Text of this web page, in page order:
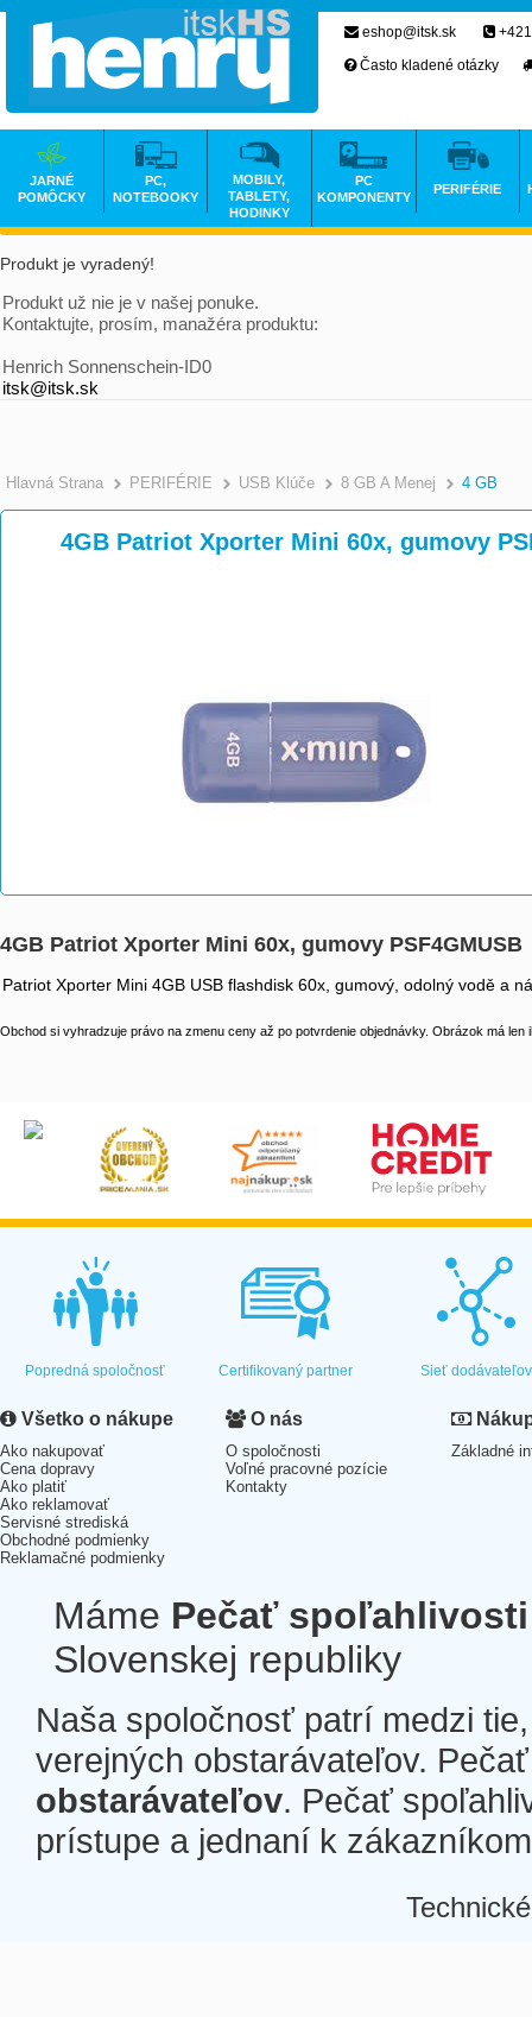
Produkt je vyradený!
Produkt už nie je v našej ponuke.
Kontaktujte, prosím, manažéra produktu:
Henrich Sonnenschein-ID0
itsk@itsk.sk
Hlavná Strana >
PERIFÉRIE >
USB Klúče >
8 GB A Menej 4 GB
4GB Patriot Xporter Mini 60x, gumovy
4GB Patriot Xporter Mini 60x, gumovy PSF4GMUSB
Patriot Xporter Mini 4GB USB flashdisk 60x, gumový, odolný vodě a
Obchod si vyhradzuje právo na zmenu ceny až po potvrdenie objednávky. Obrázok má len
eshop@itsk.sk
Často kladené otázky
JARNÉ
POMÔCKY
PC,
NOTEBOOKY
MOBILY,
TABLETY,
HODINKY
PC
KOMPONENTY
PERIFÉRIE
Popredná spoločnosť Certifikovaný partner Sieť dodávateľov
Všetko o nákupe
Ako nakupovať
Cena dopravy
Ako platiť
Ako reklamovať
Servisné strediská
Obchodné podmienky
Reklamačné podmienky
O nás
O spoločnosti
Voľné pracovné pozície
Kontakty
Základné
Máme Pečať spoľahlivosti
Slovenskej republiky
Naša spoločnosť patrí medzi
verejných obstarávateľov.
obstarávateľov. Pečať
prístupe a jednaní k